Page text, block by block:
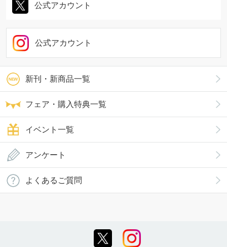
新刊・新商品一覧
フェア・購入特典一覧
イベント一覧
公式アカウント
公式アカウント
アンケート
よくあるご質問